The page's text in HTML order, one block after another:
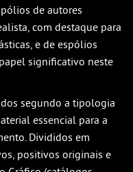
de autores
com destaque para
e de espólios
significativo neste
segundo a tipologia
essencial para a
Divididos em
positivos originais e